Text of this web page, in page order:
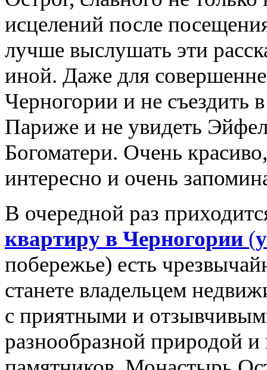
исцелений после
лучше выслушать эти
иной. Даже для
Черногории и не съездить
Париже и не увидеть
Богоматери. Очень
интересно и очень
В очередной раз
квартиру в Черногории (
побережье) есть
станете владельцем
с приятными и
разнообразной природой